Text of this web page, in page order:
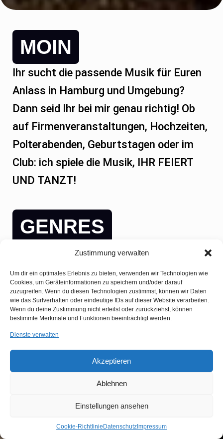
Zustimmung verwalten
Um dir ein optimales Erlebnis zu bieten, verwenden wir Technologien wie
Cookies, um Geräteinformationen zu speichern und/oder darauf
zuzugreifen. Wenn du diesen Technologien zustimmst, können wir Daten
wie das Surfverhalten oder eindeutige IDs auf dieser Website verarbeiten.
Wenn du deine Zustimmung nicht erteilst oder zurückziehst, können
bestimmte Merkmale und Funktionen beeinträchtigt werden.
Dienste verwalten
Akzeptieren
Ablehnen
Einstellungen ansehen
Cookie-Richtlinie Datenschutz Impressum
MOIN
Ihr sucht die passende Musik für Euren
Anlass in Hamburg und Umgebung?
Dann seid Ihr bei mir genau richtig! Ob
auf Firmenveranstaltungen, Hochzeiten,
Polterabenden, Geburtstagen oder im
Club: ich spiele die Musik, IHR FEIERT
UND TANZT!
GENRES